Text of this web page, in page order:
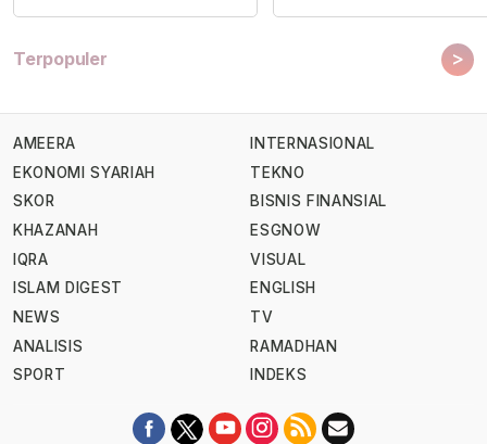
Terpopuler >
AMEERA
EKONOMI SYARIAH
SKOR
KHAZANAH
IQRA
ISLAM DIGEST
NEWS
ANALISIS
SPORT
INTERNASIONAL
TEKNO
BISNIS FINANSIAL
ESGNOW
VISUAL
ENGLISH
TV
RAMADHAN
INDEKS